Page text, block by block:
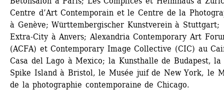
Centre d’Art Contemporain et le Centre de la
à Genève; Württembergischer Kunstverein à Stuttgart;
Extra-City à Anvers; Alexandria Contemporary Art
(ACFA) et Contemporary Image Collective (CIC) au
Casa del Lago à Mexico; la Kunsthalle de Budapest, la
Spike Island à Bristol, le Musée juif de New York, le
de la photographie contemporaine de Chicago.